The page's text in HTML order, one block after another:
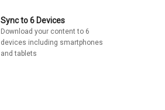
Sync to 6 Devices
Download your content to 6
devices including smartphones
and tablets